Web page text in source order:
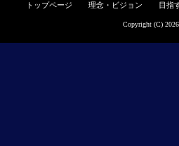
トップページ 理念・ビジョン 目指
Copyright (C)